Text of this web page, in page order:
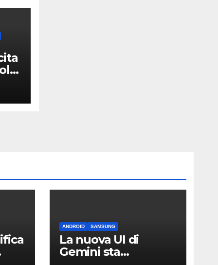
ANDROID SAMSUNG
La nuova UI di
Gemini sta